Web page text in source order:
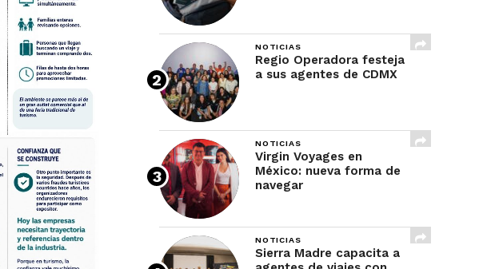
NOTICIAS
Regio Operadora festeja
a sus agentes de CDMX
NOTICIAS
Virgin Voyages en
México: nueva forma de
navegar
NOTICIAS
Sierra Madre capacita a